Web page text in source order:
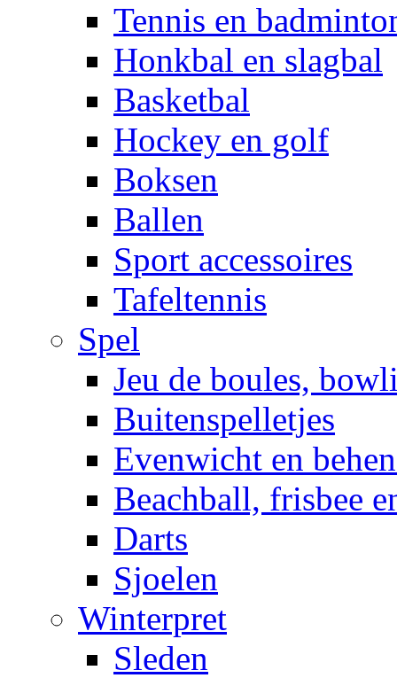
Tennis en
Honkbal en slagbal
Basketbal
Hockey en golf
Boksen
Ballen
Sport accessoires
Tafeltennis
Spel
Jeu de boules,
Buitenspelletjes
Evenwicht en
Beachball, frisbee
Darts
Sjoelen
Winterpret
Sleden